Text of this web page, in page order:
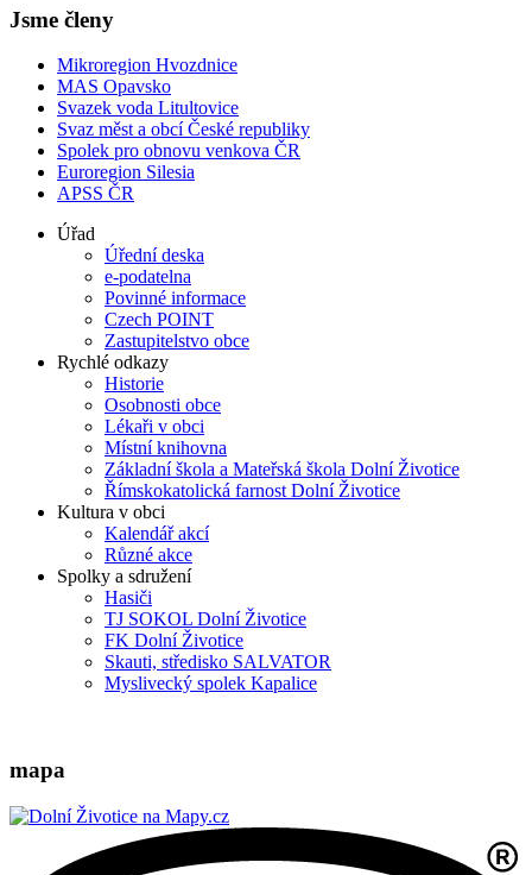
Jsme členy
Mikroregion Hvozdnice
MAS Opavsko
Svazek voda Litultovice
Svaz měst a obcí České republiky
Spolek pro obnovu venkova ČR
Euroregion Silesia
APSS ČR
Úřad
Úřední deska
e-podatelna
Povinné informace
Czech POINT
Zastupitelstvo obce
Rychlé odkazy
Historie
Osobnosti obce
Lékaři v obci
Místní knihovna
Základní škola a Mateřská škola Dolní Životice
Římskokatolická farnost Dolní Životice
Kultura v obci
Kalendář akcí
Různé akce
Spolky a sdružení
Hasiči
TJ SOKOL Dolní Životice
FK Dolní Životice
Skauti, středisko SALVATOR
Myslivecký spolek Kapalice
mapa